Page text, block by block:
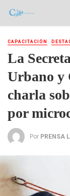
CAPACITACIÓN
La
Urbano y
charla
por
Por PRENSA